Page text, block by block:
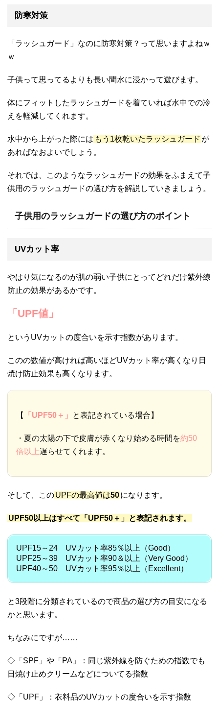
防寒対策
「ラッシュガード」なのに防寒対策？って思いますよねｗ
ｗ
子供って思ってるよりも長い間水に浸かって遊びます。
体にフィットしたラッシュガードを着ていれば水中での冷
えを軽減してくれます。
水中から上がった際には もう1枚乾いたラッシュガード が
あればなおよいでしょう。
それでは、このようなラッシュガードの効果をふまえて子
供用のラッシュガードの選び方を解説していきましょう。
子供用のラッシュガードの選び方のポイント
UVカット率
やはり気になるのが肌の弱い子供にとってどれだけ紫外線
防止の効果があるかです。
「UPF値」
というUVカットの度合いを示す指数があります。
このの数値が高ければ高いほどUVカット率が高くなり日
焼け防止効果も高くなります。
【 「UPF50＋」 と表記されている場合】
・夏の太陽の下で皮膚が赤くなり始める時間を約50
倍以上遅らせてくれます。
そして、このUPFの最高値は50になります。
UPF50以上はすべて「UPF50＋」と表記されます。
UPF15～24 UVカット率85％以上（Good）
UPF25～39 UVカット率90＆以上（Very Good）
UPF40～50 UVカット率95％以上（Excellent）
と3段階に分類されているので商品の選び方の目安になる
かと思います。
ちなみにですが……
◇「SPF」や「PA」：同じ紫外線を防ぐための指数でも
日焼け止めクリームなどについてる指数
◇「UPF」：衣料品のUVカットの度合いを示す指数